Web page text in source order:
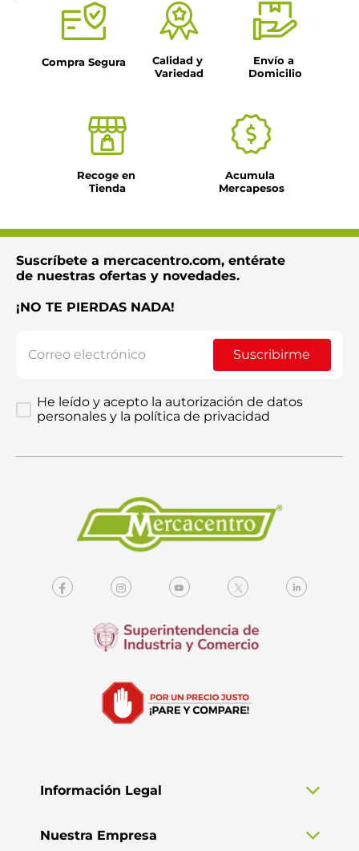
Compra Segura
Calidad y
Variedad
Envío a
Domicilio
Recoge en
Tienda
Acumula
Mercapesos
Suscríbete a mercacentro.com, entérate
de nuestras ofertas y novedades.
¡NO TE PIERDAS NADA!
Suscribirme
He leído y acepto la autorización de datos
personales y la política de privacidad
Información Legal
Nuestra Empresa